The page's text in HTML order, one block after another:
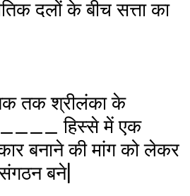
दलों के बीच सत्ता का
तक श्रीलंका के
हिस्से में एक
बनाने की मांग को लेकर
बने|